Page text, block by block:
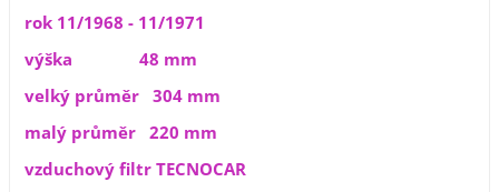
rok 11/1968 - 11/1971
výška 48 mm
velký průměr 304 mm
malý průměr 220 mm
vzduchový filtr TECNOCAR